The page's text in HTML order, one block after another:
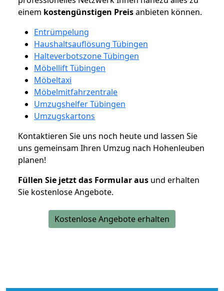
einem kostengünstigen Preisanbieten können.
Entrümpelung
Haushaltsauflösung Tübingen
Halteverbotszone Tübingen
Möbellift Tübingen
Möbeltaxi
Möbelmitfahrzentrale
Umzugshelfer Tübingen
Umzugskartons
Kontaktieren Sie uns noch heute und lassen Sie
uns gemeinsam Ihren Umzug nach Hohenleuben
planen!
Füllen Sie jetzt das Formular aus und erhalten
Sie kostenlose Angebote.
Kostenlose Angebote erhalten